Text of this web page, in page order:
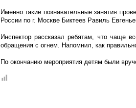
Именно такие познавательные занятия
России по г. Москве Биктеев Равиль
Инспектор рассказал ребятам, что чаще
обращения с огнем. Напомнил, как
По окончанию мероприятия детям были